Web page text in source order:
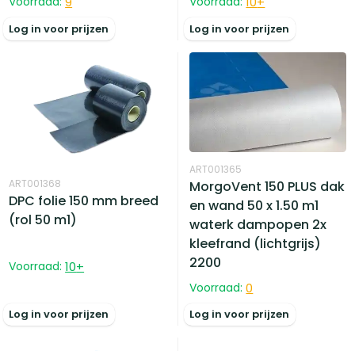
Log in voor prijzen Log in voor prijzen
ART001368
DPC folie 150 mm breed
(rol 50 m1)
Voorraad: 10+
Log in voor prijzen
ART001365
MorgoVent 150 PLUS dak
en wand 50 x 1.50 m1
waterk dampopen 2x
kleefrand (lichtgrijs)
2200
Voorraad: 0
Log in voor prijzen